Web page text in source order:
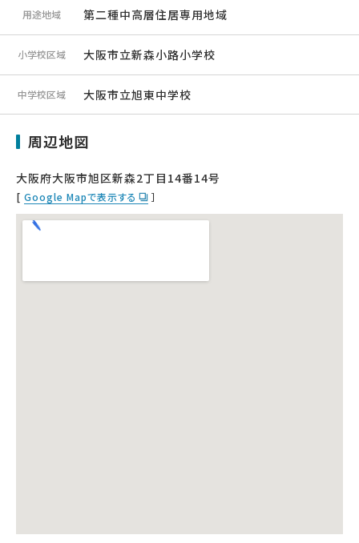
用途地域 第二種中高層住居専用地域
小学校区域 大阪市立新森小路小学校
中学校区域 大阪市立旭東中学校
周辺地図
大阪府大阪市旭区新森2丁目14番14号
[ Google Mapで表示する ］